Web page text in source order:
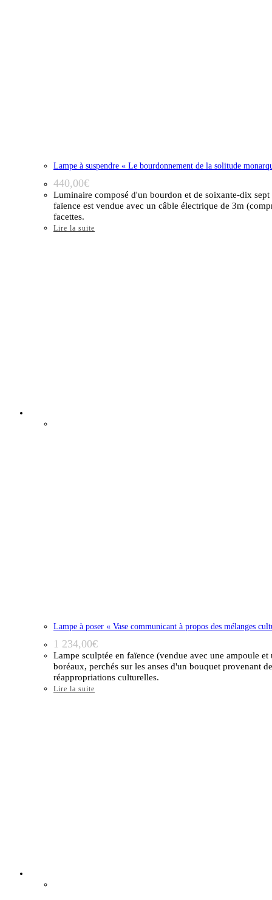
Lampe à suspendre « Le bourdonnement de la solitude
440,00€
Luminaire composé d'un bourdon et de soixante-dix
faïence est vendue avec un câble électrique de 3m
facettes.
Lire la suite
Lampe à poser « Vase communicant à propos des mélanges
1 234,00€
Lampe sculptée en faïence (vendue avec une ampoule
boréaux, perchés sur les anses d'un bouquet provenant
réappropriations culturelles.
Lire la suite